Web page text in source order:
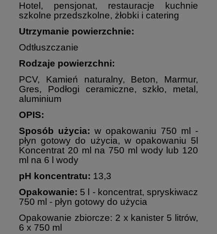
Hotel, pensjonat, restauracje kuchnie
szkolne przedszkolne, żłobki i catering
Utrzymanie powierzchnie:
Odtłuszczanie
Rodzaje powierzchni:
PCV, Kamień naturalny, Beton, Marmur,
Gres, Podłogi ceramiczne, szkło, metal,
aluminium
OPIS:
Sposób użycia: w opakowaniu 750 ml -
płyn gotowy do użycia, w opakowaniu 5l
Koncentrat 20 ml na 750 ml wody lub 120
ml na 6 l wody
pH koncentratu: 13,3
Opakowanie: 5 l - koncentrat, spryskiwacz
750 ml - płyn gotowy do użycia
Opakowanie zbiorcze: 2 x kanister 5 litrów,
6 x 750 ml